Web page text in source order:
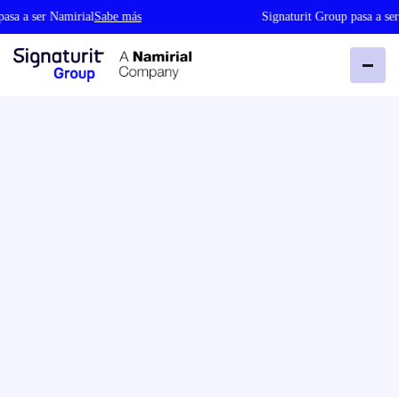
a ser NamirialSabe más Signaturit Group pasa a ser